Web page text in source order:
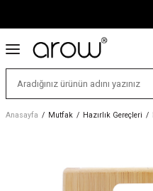
Anasayfa / Mutfak / Hazırlık Gereçleri /